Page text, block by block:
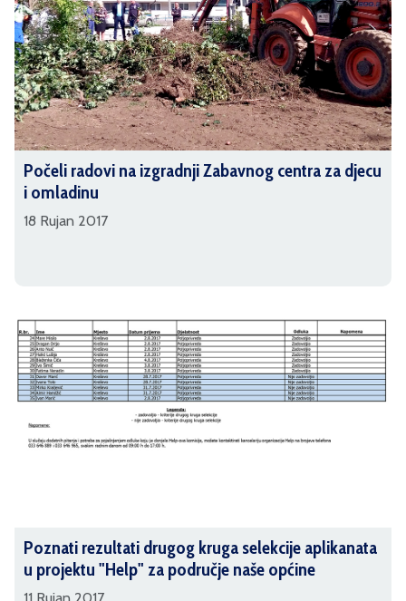
Počeli radovi na izgradnji Zabavnog centra za djecu
i omladinu
18 Rujan 2017
Poznati rezultati drugog kruga selekcije aplikanata
u projektu "Help" za područje naše općine